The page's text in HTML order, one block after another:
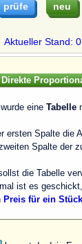
Direkte
eine Tabelle
ersten Spalte die
Spalte der
die Tabelle
ist es
Preis für ein Stück
Aktueller Stand: